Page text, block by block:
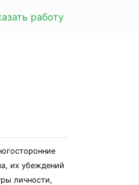
работу
их убеждений
личности,